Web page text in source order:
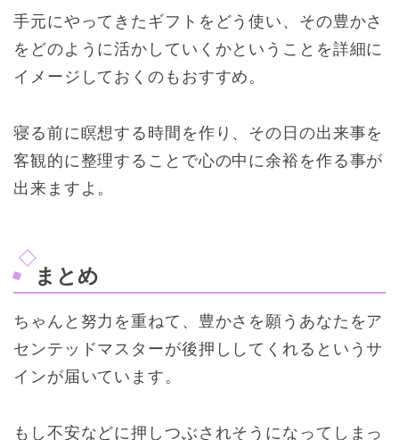
手元にやってきたギフトをどう使い、その豊かさ
をどのように活かしていくかということを詳細に
イメージしておくのもおすすめ。
寝る前に瞑想する時間を作り、その日の出来事を
客観的に整理することで心の中に余裕を作る事が
出来ますよ。
まとめ
ちゃんと努力を重ねて、豊かさを願うあなたをア
センテッドマスターが後押ししてくれるというサ
インが届いています。
もし不安などに押しつぶされそうになってしまっ